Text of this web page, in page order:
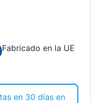
Fabricado en la UE
en 30 días en